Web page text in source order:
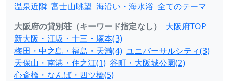
温泉近隣 富士山眺望 海沿い・海水浴 全てのテーマ
大阪府の貸別荘（キーワード指定なし）
大阪府TOP
新大阪・江坂・十三・塚本(3)
梅田・中之島・福島・天満(4) ユニバーサルシティ(3)
天保山・南港・住之江(1) 谷町・大阪城公園(2)
心斎橋・なんば・四ツ橋(5)